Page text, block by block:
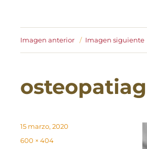
Imagen anterior Imagen siguiente
Publicado
el
15 marzo, 2020
Tamaño
600 × 404